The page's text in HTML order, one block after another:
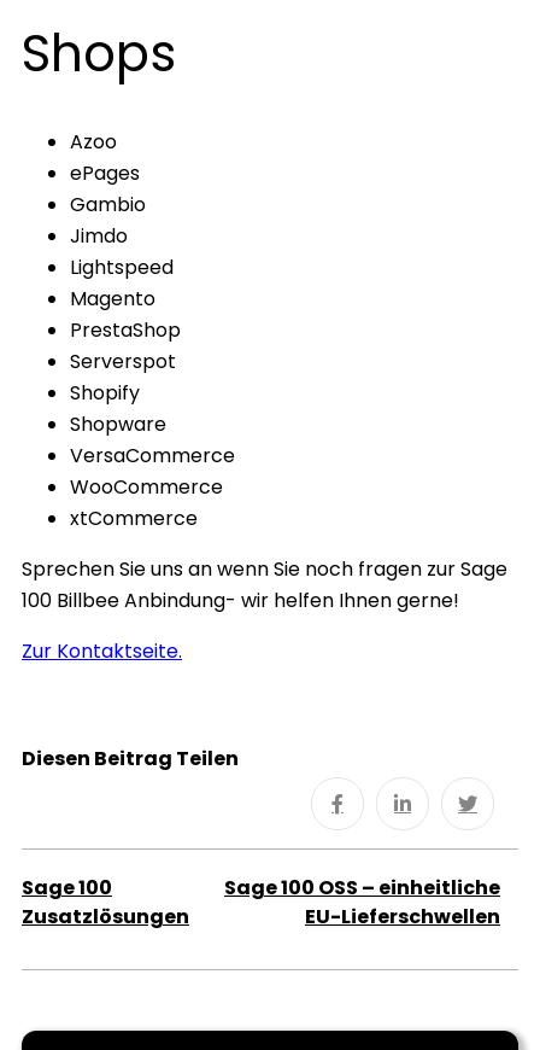
Shops
Azoo
ePages
Gambio
Jimdo
Lightspeed
Magento
PrestaShop
Serverspot
Shopify
Shopware
VersaCommerce
WooCommerce
xtCommerce
Sprechen Sie uns an wenn Sie noch fragen zur Sage
100 Billbee Anbindung- wir helfen Ihnen gerne!
Zur Kontaktseite.
Diesen Beitrag Teilen
Sage 100
Zusatzlösungen
Sage 100 OSS – einheitliche
EU-Lieferschwellen